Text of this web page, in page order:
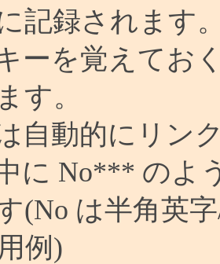
記録されます
ーを覚えてお
す。
自動的にリン
に No*** のよ
(No は半角英
例)